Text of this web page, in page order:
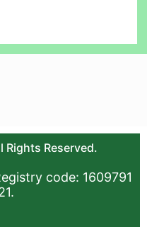
Reserved.
code: 1609791